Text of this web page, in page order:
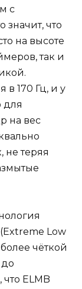
с
значит, что
на высоте
так и
в 170 Гц, и у
для
на вес
не теряя
Low
чёткой
ELMB